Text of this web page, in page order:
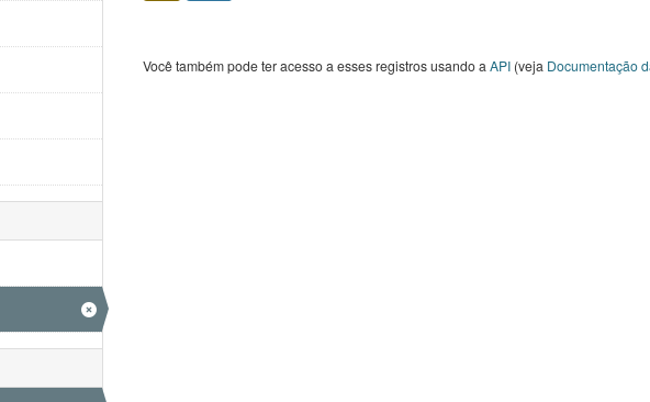
Você também pode ter acesso a esses registros usando a API(veja Documentação